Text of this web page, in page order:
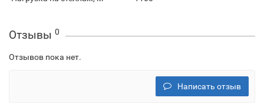
Отзывы 0
Отзывов пока нет.
Написать отзыв